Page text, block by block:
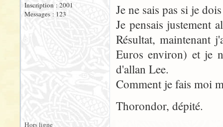
Inscription : 2001
Messages : 123
Je ne sais pas si je
Je pensais justement
Résultat, maintenant
Euros environ) et je
d'allan Lee.
Comment je fais moi
Thorondor, dépité.
Hors ligne